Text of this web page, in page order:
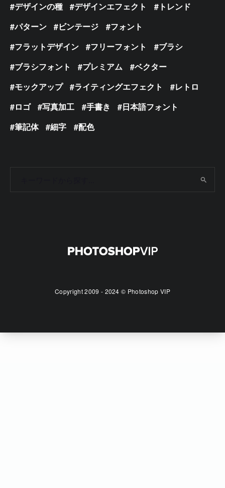
デザインの種
デザインエフェクト
トレンド
パターン
ビンテージ
フォント
フラットデザイン
フリーフォント
ブラシ
ブラシフォント
プレミアム
ベクター
モックアップ
ライティングエフェクト
レトロ
ロゴ
写真加工 手書き
日本語フォント
筆記体
細字 配色
Copyright 2009 - 2024 © Photoshop VIP